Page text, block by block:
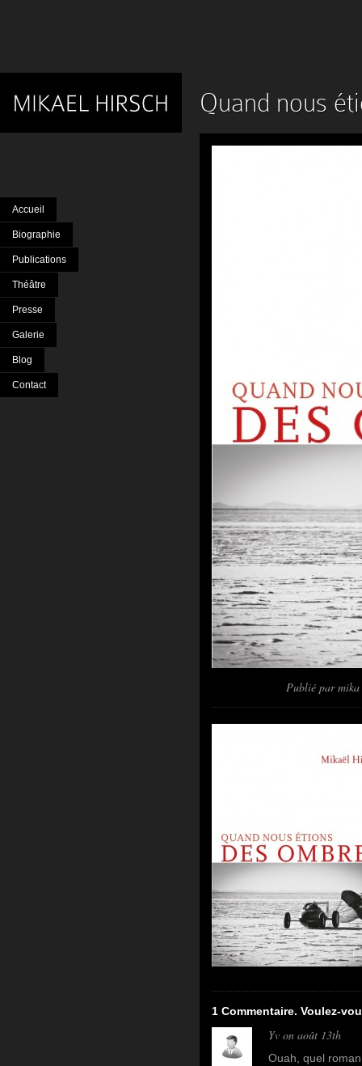
Accueil
Biographie
Publications
Théâtre
Presse
Galerie
Blog
Contact
Quand nous
Publié parmika
1 Commentaire. Voulez-
Yv on août 13th
Ouah, quel